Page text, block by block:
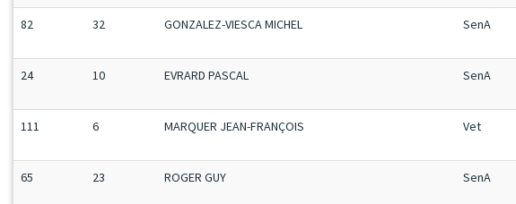
82 32 GONZALEZ-VIESCA MICHEL SenA
24 10 EVRARD PASCAL SenA
111 6 MARQUER JEAN-FRANÇOIS Vet
65 23 ROGER GUY SenA